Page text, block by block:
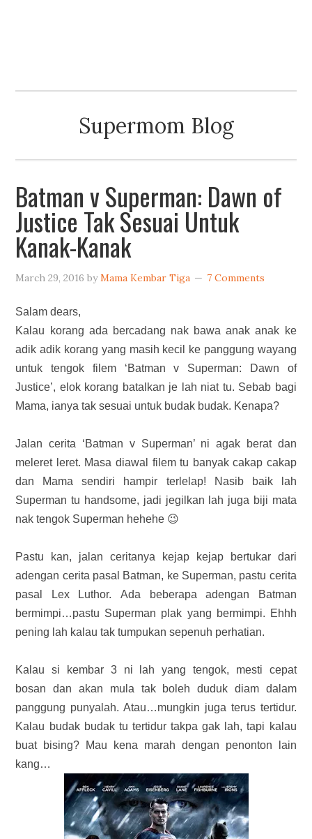
Supermom Blog
Batman v Superman: Dawn of
Justice Tak Sesuai Untuk
Kanak-Kanak
March 29, 2016 byMama Kembar Tiga 7 Comments
Salam dears,
Kalau korang ada bercadang nak bawa anak anak ke
adik adik korang yang masih kecil ke panggung wayang
untuk tengok filem ‘Batman v Superman: Dawn of
Justice’, elok korang batalkan je lah niat tu. Sebab bagi
Mama, ianya tak sesuai untuk budak budak. Kenapa?
Jalan cerita ‘Batman v Superman’ ni agak berat dan
meleret leret. Masa diawal filem tu banyak cakap cakap
dan Mama sendiri hampir terlelap! Nasib baik lah
Superman tu handsome, jadi jegilkan lah juga biji mata
nak tengok Superman hehehe 😉
Pastu kan, jalan ceritanya kejap kejap bertukar dari
adengan cerita pasal Batman, ke Superman, pastu cerita
pasal Lex Luthor. Ada beberapa adengan Batman
bermimpi…pastu Superman plak yang bermimpi. Ehhh
pening lah kalau tak tumpukan sepenuh perhatian.
Kalau si kembar 3 ni lah yang tengok, mesti cepat
bosan dan akan mula tak boleh duduk diam dalam
panggung punyalah. Atau…mungkin juga terus tertidur.
Kalau budak budak tu tertidur takpa gak lah, tapi kalau
buat bising? Mau kena marah dengan penonton lain
kang…